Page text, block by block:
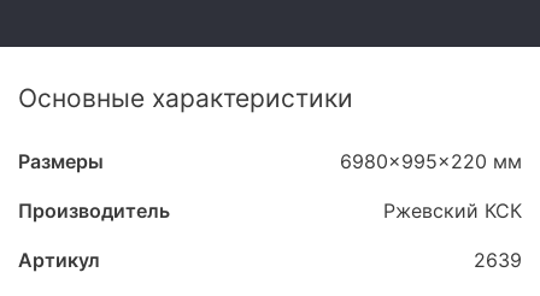
Основные характеристики
Размеры 6980x995x220 мм
Производитель Ржевский КСК
Артикул 2639